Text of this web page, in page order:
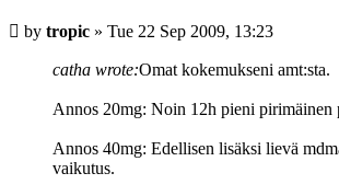
Post
by tropic » Tue 22 Sep 2009, 13:23
catha wrote:Omat kokemukseni amt:sta.
Annos 20mg: Noin 12h pieni pirimäinen
Annos 40mg: Edellisen lisäksi lievä
vaikutus.